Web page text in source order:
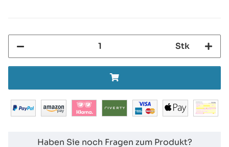
Stk
Haben Sie noch Fragen zum Produkt?